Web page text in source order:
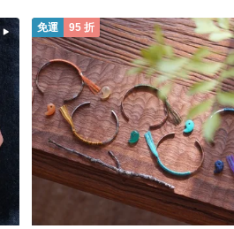
免運 95 折